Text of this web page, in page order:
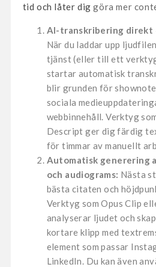
tid och låter diggöra mer
AI-transkribering direkt
När du laddar upp
tjänst (eller till ett
startar automatisk
blir grunden för
sociala
webbinnehåll. Verktyg
Descript ger dig färdig
för timmar av manuellt
Automatisk generering
och audiograms: Nästa
bästa citaten och
Verktyg som Opus Clip
analyserar ljudet och
kortare klipp med
element som passar
LinkedIn. Du kan även